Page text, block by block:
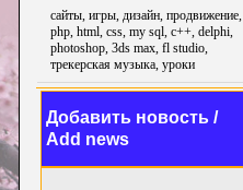
сайты, игры, дизайн, продвижение,
php, html, css, my sql, c++, delphi,
photoshop, 3ds max, fl studio,
трекерская музыка, уроки
Добавить новость /
Add news